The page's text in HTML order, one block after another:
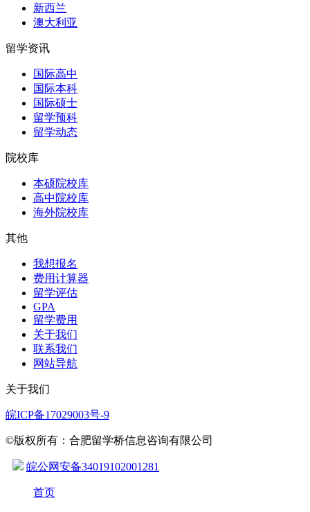
新西兰
澳大利亚
留学资讯
国际高中
国际本科
国际硕士
留学预科
留学动态
院校库
本硕院校库
高中院校库
海外院校库
其他
我想报名
费用计算器
留学评估
GPA
留学费用
关于我们
联系我们
网站导航
关于我们
皖ICP备17029003号-9
©版权所有：合肥留学桥信息咨询有限公司
皖公网安备34019102001281
首页